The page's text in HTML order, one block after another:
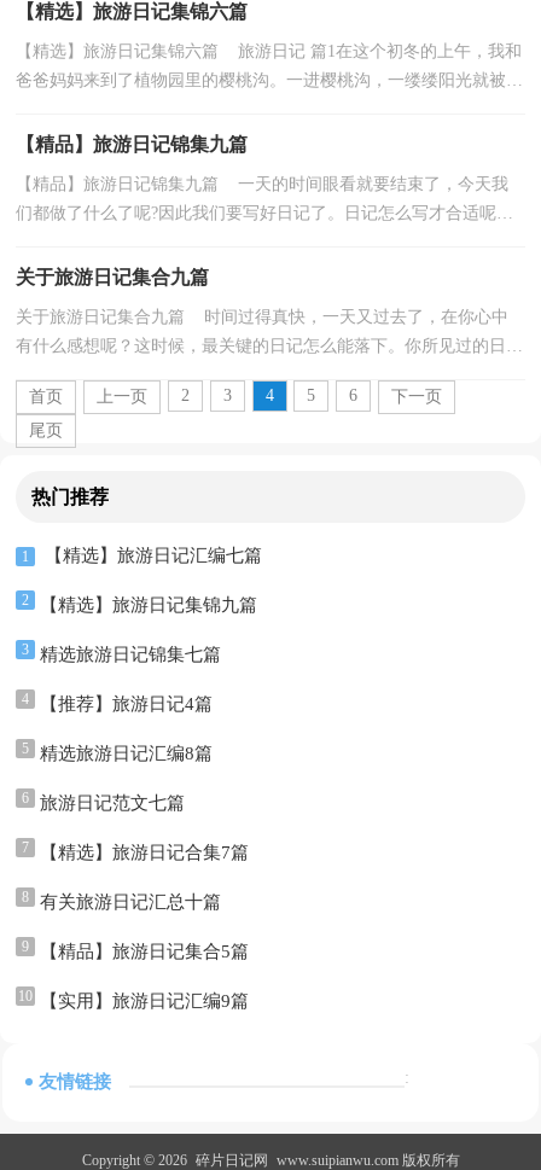
【精选】旅游日记集锦六篇
【精选】旅游日记集锦六篇 旅游日记 篇1在这个初冬的上午，我和
爸爸妈妈来到了植物园里的樱桃沟。一进樱桃沟，一缕缕阳光就被茂
【精品】旅游日记锦集九篇
【精品】旅游日记锦集九篇 一天的时间眼看就要结束了，今天我
们都做了什么了呢?因此我们要写好日记了。日记怎么写才合适呢？
关于旅游日记集合九篇
关于旅游日记集合九篇 时间过得真快，一天又过去了，在你心中
有什么感想呢？这时候，最关键的日记怎么能落下。你所见过的日记
首页
上一页 2 3 4 5 6
下一页
尾页
热门推荐
1 【精选】旅游日记汇编七篇
2 【精选】旅游日记集锦九篇
3 精选旅游日记锦集七篇
4 【推荐】旅游日记4篇
5 精选旅游日记汇编8篇
6 旅游日记范文七篇
7 【精选】旅游日记合集7篇
8 有关旅游日记汇总十篇
9 【精品】旅游日记集合5篇
10 【实用】旅游日记汇编9篇
友情链接 :
Copyright © 2026 碎片日记网 www.suipianwu.com 版权所有